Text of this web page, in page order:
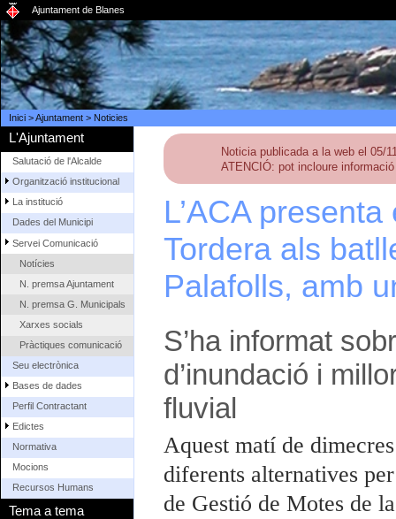
Ajuntament de Blanes
Inici>Ajuntament> Noticies
L'Ajuntament
Salutació de l'Alcalde
Organització institucional
La institució
Dades del Municipi
Servei Comunicació
Notícies
N. premsa Ajuntament
N. premsa G. Municipals
Xarxes socials
Pràctiques comunicació
Seu electrònica
Bases de dades
Perfil Contractant
Edictes
Normativa
Mocions
Recursos Humans
Tema a tema
Noticia publicada a la web el 05/
ATENCIÓ: pot incloure
L’ACA
Tordera als
Palafolls, amb
S’ha informat
d’inundació i
fluvial
Aquest matí de
diferents alternatives
de Gestió de Motes de